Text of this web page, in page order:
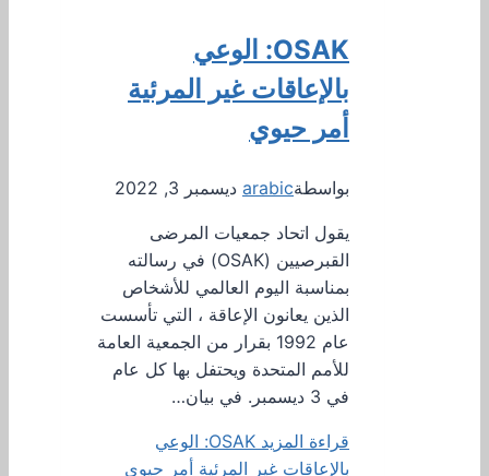
OSAK: الوعي
بالإعاقات غير المرئية
أمر حيوي
بواسطةarabic ديسمبر 3, 2022
يقول اتحاد جمعيات المرضى
القبرصيين (OSAK) في رسالته
بمناسبة اليوم العالمي للأشخاص
الذين يعانون الإعاقة ، التي تأسست
عام 1992 بقرار من الجمعية العامة
للأمم المتحدة ويحتفل بها كل عام
في 3 ديسمبر. في بيان…
قراءة المزيد
OSAK: الوعي
بالإعاقات غير المرئية أمر حيوي